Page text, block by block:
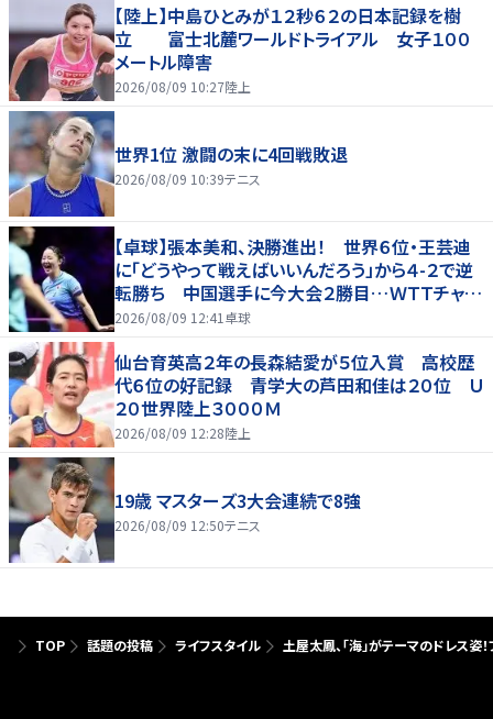
【陸上】中島ひとみが１２秒６２の日本記録を樹
立 富士北麓ワールドトライアル 女子１００
メートル障害
2026/08/09 10:27陸上
世界1位 激闘の末に4回戦敗退
2026/08/09 10:39テニス
【卓球】張本美和、決勝進出！ 世界６位・王芸迪
に「どうやって戦えばいいんだろう」から４-２で逆
転勝ち 中国選手に今大会２勝目…ＷＴＴチャン
ピオンズ横浜
2026/08/09 12:41 卓球
仙台育英高２年の長森結愛が５位入賞 高校歴
代６位の好記録 青学大の芦田和佳は２０位 Ｕ
２０世界陸上３０００Ｍ
2026/08/09 12:28陸上
19歳 マスターズ3大会連続で8強
2026/08/09 12:50テニス
TOP 話題の投稿 ライフスタイル 土屋太鳳、「海」がテーマのドレス姿